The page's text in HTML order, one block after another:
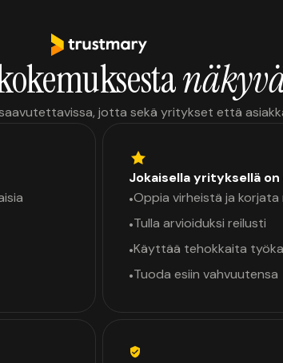
jotta sekä yritykset että
Jokaisella yrityksellä on
•Oppia virheistä ja korjata
•Tulla arvioiduksi reilusti
•Käyttää tehokkaita
•Tuoda esiin vahvuutensa